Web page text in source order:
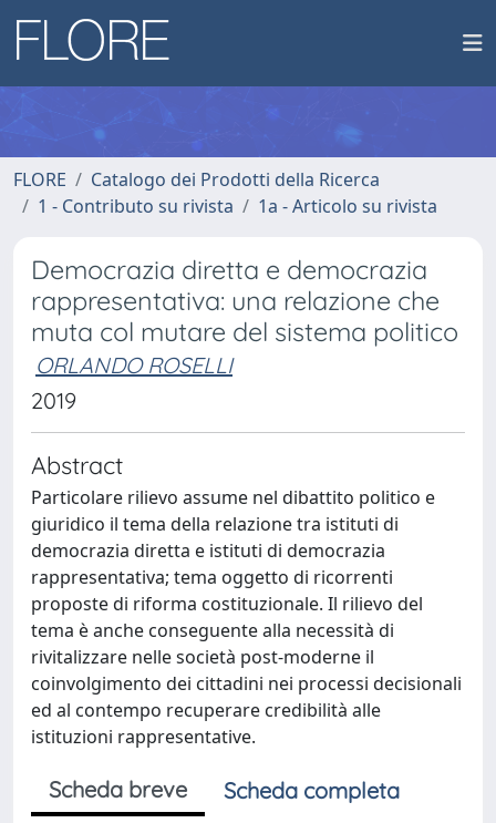
FLORE
Catalogo dei Prodotti della Ricerca
1 - Contributo su rivista
1a - Articolo su rivista
Democrazia diretta e democrazia
rappresentativa: una relazione che
muta col mutare del sistema politico
ORLANDO ROSELLI
2019
Abstract
Particolare rilievo assume nel dibattito politico e
giuridico il tema della relazione tra istituti di
democrazia diretta e istituti di democrazia
rappresentativa; tema oggetto di ricorrenti
proposte di riforma costituzionale. Il rilievo del
tema è anche conseguente alla necessità di
rivitalizzare nelle società post-moderne il
coinvolgimento dei cittadini nei processi decisionali
ed al contempo recuperare credibilità alle
istituzioni rappresentative.
Scheda breve
Scheda completa